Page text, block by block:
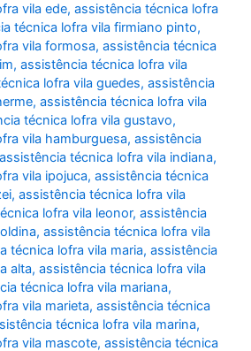
vila ede,assistência técnica lofra
técnica lofra vila firmiano pinto,
vila formosa,assistência técnica
,assistência técnica lofra vila
lofra vila guedes,assistência
,assistência técnica lofra vila
técnica lofra vila gustavo,
vila hamburguesa,assistência
assistência técnica lofra vila indiana,
vila ipojuca,assistência técnica
,assistência técnica lofra vila
lofra vila leonor,assistência
,assistência técnica lofra vila
técnica lofra vila maria,assistência
alta,assistência técnica lofra vila
técnica lofra vila mariana,
vila marieta,assistência técnica
técnica lofra vila marina,
vila mascote,assistência técnica